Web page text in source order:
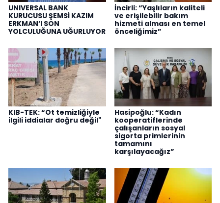
UNIVERSAL BANK
KURUCUSU ŞEMSİ KAZIM
ERKMAN’I SON
YOLCULUĞUNA UĞURLUYOR
İncirli: “Yaşlıların kaliteli
ve erişilebilir bakım
hizmeti alması en temel
önceliğimiz”
KIB-TEK: “Ot temizliğiyle
ilgili iddialar doğru değil"
Hasipoğlu: “Kadın
kooperatiflerinde
çalışanların sosyal
sigorta primlerinin
tamamını
karşılayacağız”